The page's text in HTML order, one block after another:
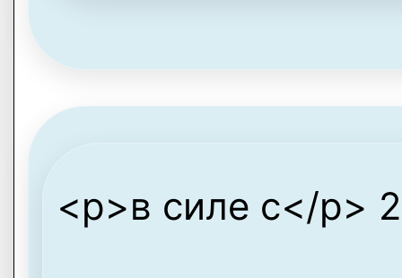
<p>в силе с</p>